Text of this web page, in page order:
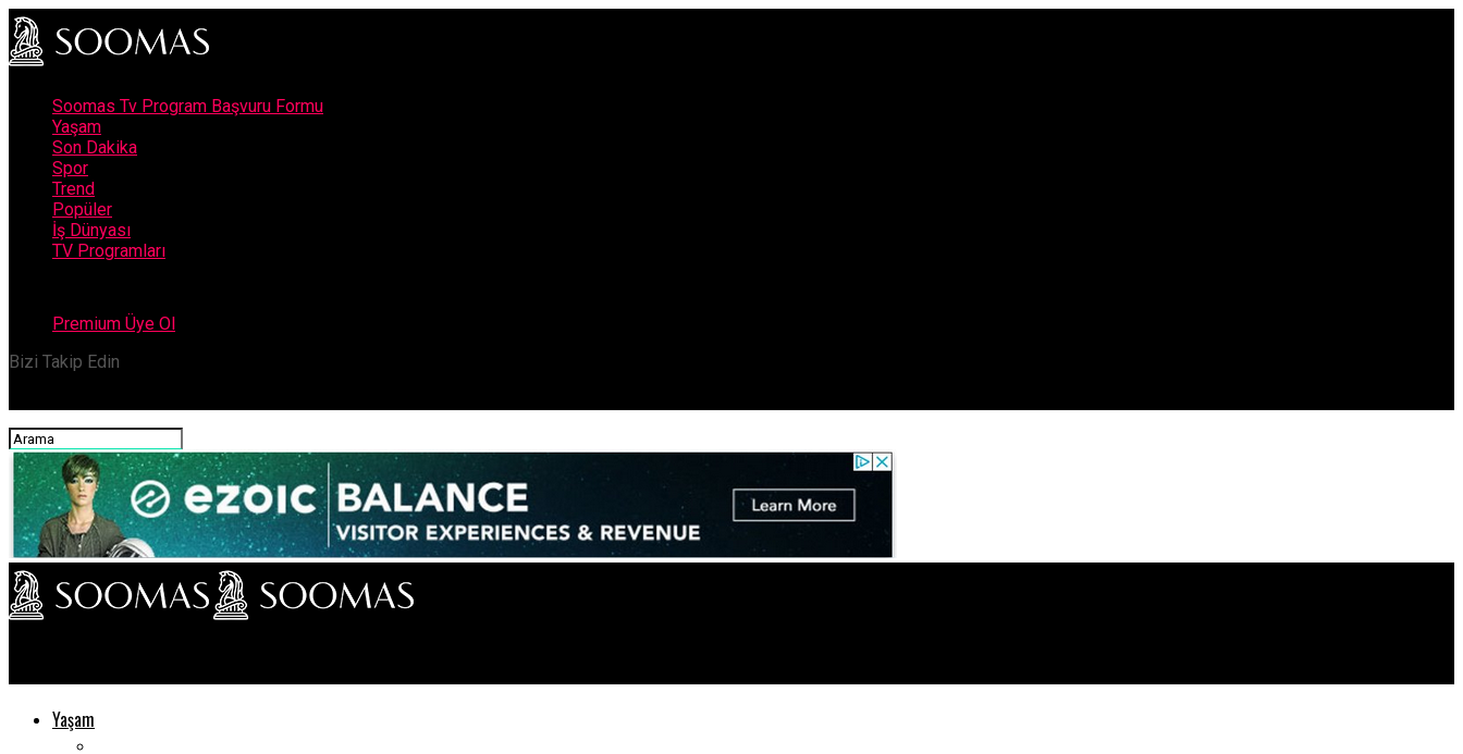
Soomas Tv Program Başvuru Formu
Yaşam
Son Dakika
Spor
Trend
Popüler
İş Dünyası
TV Programları
Premium Üye Ol
Bizi Takip Edin
Yaşam